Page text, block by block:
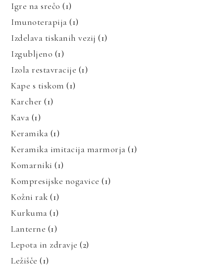
Igre na srečo (1)
Imunoterapija (1)
Izdelava tiskanih vezij (1)
Izgubljeno (1)
Izola restavracije (1)
Kape s tiskom (1)
Karcher (1)
Kava (1)
Keramika (1)
Keramika imitacija marmorja (1)
Komarniki (1)
Kompresijske nogavice (1)
Kožni rak (1)
Kurkuma (1)
Lanterne (1)
Lepota in zdravje (2)
Ležišče (1)